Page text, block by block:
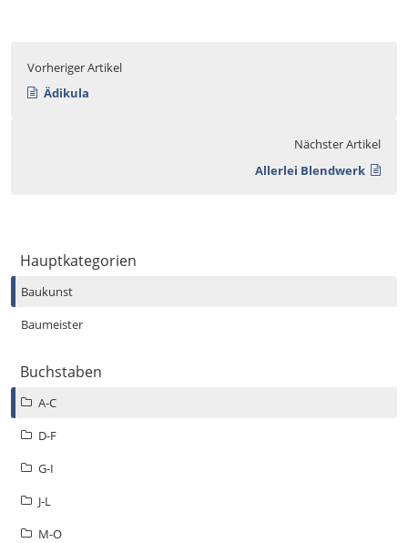
Vorheriger Artikel
Ädikula
Nächster Artikel
Allerlei Blendwerk
Hauptkategorien
Baukunst
Baumeister
Buchstaben
A-C
D-F
G-I
J-L
M-O